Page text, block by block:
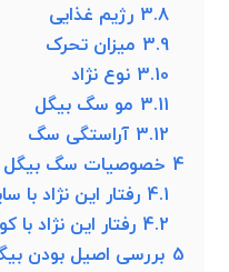
3.8 رژیم غذایی
3.9 میزان تحرک
3.10 نوع نژاد
3.11 مو سگ بیگل
3.12 آراستگی سگ
4 خصوصیات سگ بیگل
4.1 رفتار این نژاد با
4.2 رفتار این نژاد با
5 بررسی اصیل بودن